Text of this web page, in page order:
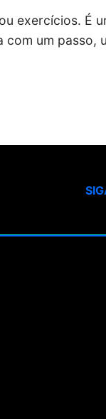
exercícios. É
um passo,